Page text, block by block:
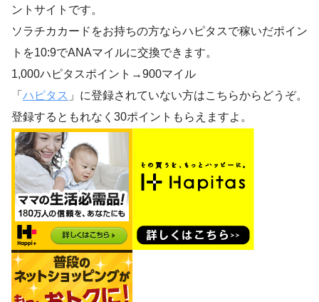
ントサイトです。
ソラチカカードをお持ちの方ならハピタスで稼いだポイン
トを10:9でANAマイルに交換できます。
1,000ハピタスポイント→900マイル
「 ハピタス 」に登録されていない方はこちらからどうぞ。
登録するともれなく30ポイントもらえますよ。